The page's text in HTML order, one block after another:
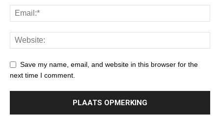
Save my name, email, and website in this browser for the
next time I comment.